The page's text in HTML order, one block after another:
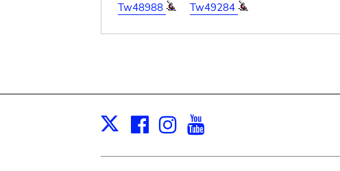
Tw48988
Tw49284
X Facebook
Instagram